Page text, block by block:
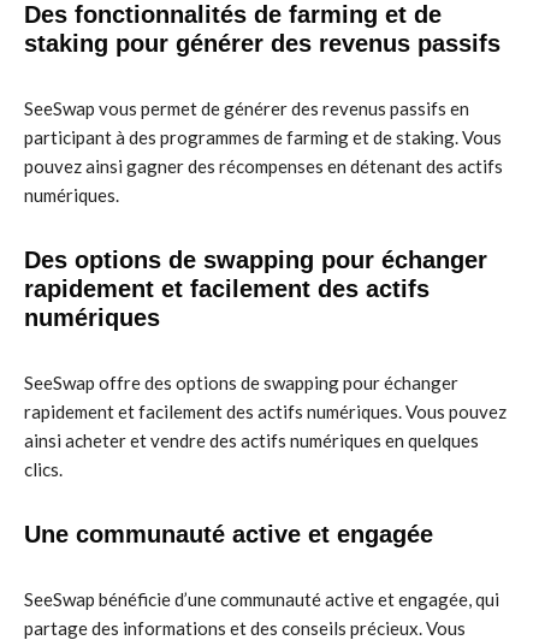
Des fonctionnalités de farming et de
staking pour générer des revenus passifs
SeeSwap vous permet de générer des revenus passifs en
participant à des programmes de farming et de staking. Vous
pouvez ainsi gagner des récompenses en détenant des actifs
numériques.
Des options de swapping pour échanger
rapidement et facilement des actifs
numériques
SeeSwap offre des options de swapping pour échanger
rapidement et facilement des actifs numériques. Vous pouvez
ainsi acheter et vendre des actifs numériques en quelques
clics.
Une communauté active et engagée
SeeSwap bénéficie d’une communauté active et engagée, qui
partage des informations et des conseils précieux. Vous